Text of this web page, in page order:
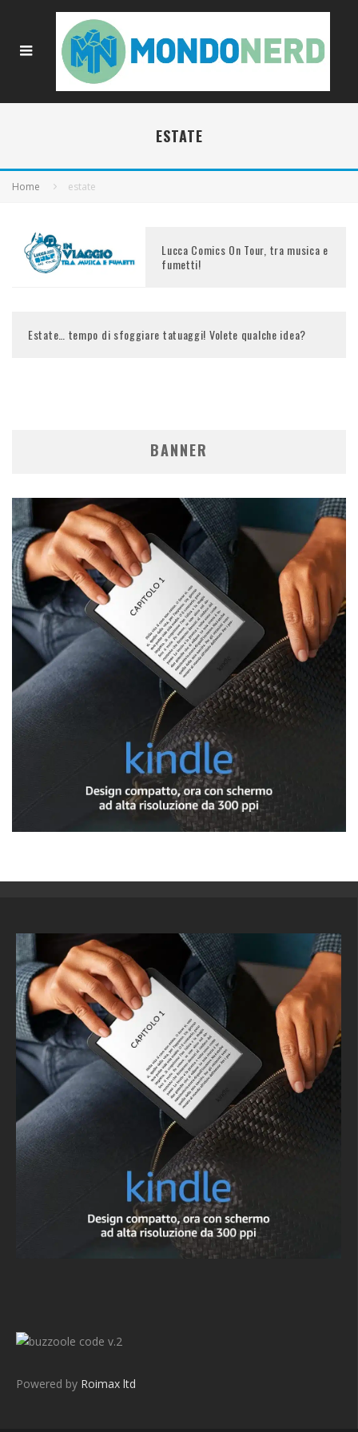
ESTATE
Home estate
Lucca Comics On Tour, tra musica e
fumetti!
Estate… tempo di sfoggiare tatuaggi! Volete qualche idea?
BANNER
v.2
Powered by Roimax ltd